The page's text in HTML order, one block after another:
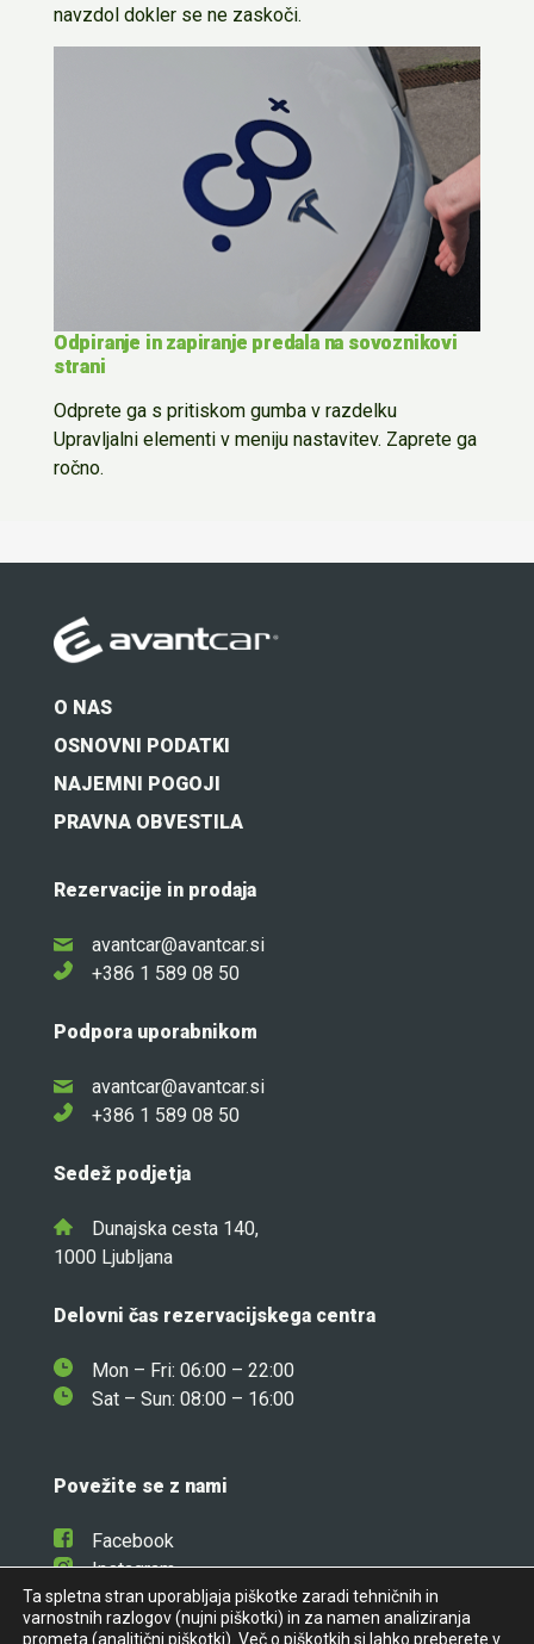
navzdol dokler se ne zaskoči.
Odpiranje in zapiranje predala na sovoznikovi
strani
Odprete ga s pritiskom gumba vrazdelku
Upravljal ni elementiv menijunastavitev. Zaprete ga
ročno.
O NAS
OSNOVNI PODATKI
NAJEMNI POGOJI
PRAVNA OBVESTILA
Rezervacije in prodaja
avantcar@avantcar.si
+386 1 589 08 50
Podpora uporabnikom
avantcar@avantcar.si
+386 1 589 08 50
Sedež podjetja
Dunajska cesta 140,
1000 Ljubljana
Delovni čas rezervacijskega centra
Mon – Fri: 06:00 – 22:00
Sat – Sun: 08:00 – 16:00
Povežite se z nami
Facebook
Instagram
Linkedin
Ta spletna stran uporabljaja piškotke zaradi tehničnih in
varnostnih razlogov (nujni piškotki) in za namen analiziranja
prometa (analitični piškotki). Več o piškotkih si lahko preberete v